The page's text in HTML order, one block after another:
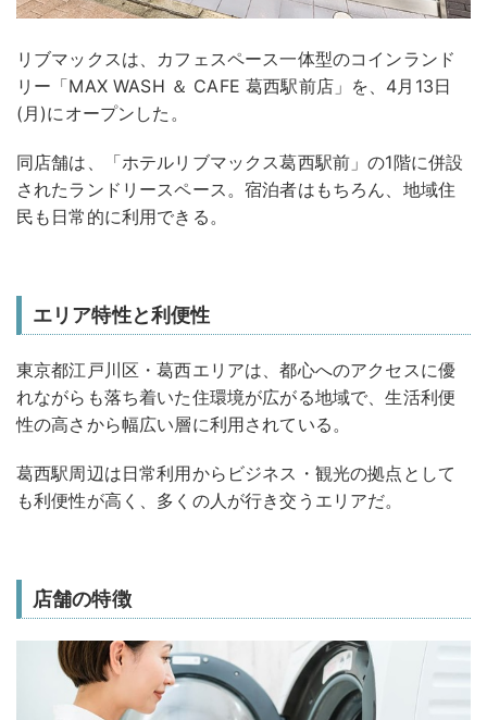
リブマックスは、カフェスペース一体型のコインランド
リー「MAX WASH ＆ CAFE 葛西駅前店」を、4月13日
(月)にオープンした。
同店舗は、「ホテルリブマックス葛西駅前」の1階に併設
されたランドリースペース。宿泊者はもちろん、地域住
民も日常的に利用できる。
エリア特性と利便性
東京都江戸川区・葛西エリアは、都心へのアクセスに優
れながらも落ち着いた住環境が広がる地域で、生活利便
性の高さから幅広い層に利用されている。
葛西駅周辺は日常利用からビジネス・観光の拠点として
も利便性が高く、多くの人が行き交うエリアだ。
店舗の特徴